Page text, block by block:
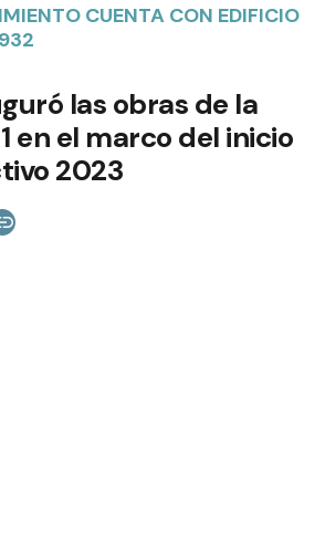
CUENTA CON EDIFICIO
las obras de la
en el marco del inicio
2023